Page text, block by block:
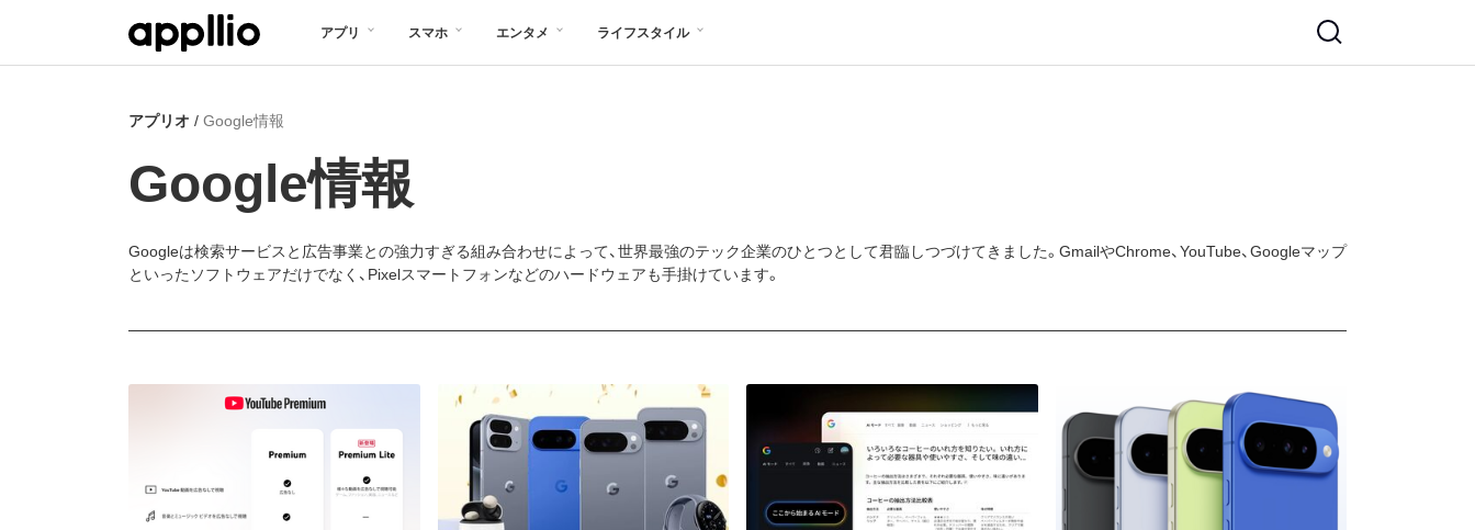
アプリ スマホ エンタメ ライフスタイル
アプリオ Google情報
Google情報
Googleは検索サービスと広告事業との強力すぎる組み合わせによって、世界最強のテック企業のひとつとして君臨しつづけてきました。GmailやChrome、YouTube、Googleマップ
といったソフトウェアだけでなく、Pixelスマートフォンなどのハードウェアも手掛けています。